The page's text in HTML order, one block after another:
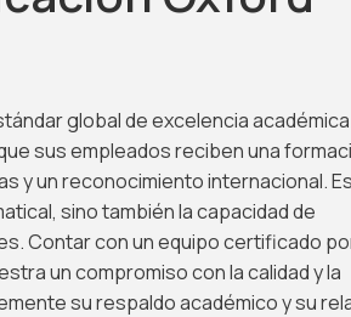
global de excelencia
sus empleados reciben una
y un reconocimiento internacional.
sino también la capacidad de
Contar con un equipo certificado
un compromiso con la calidad y la
su respaldo académico y su